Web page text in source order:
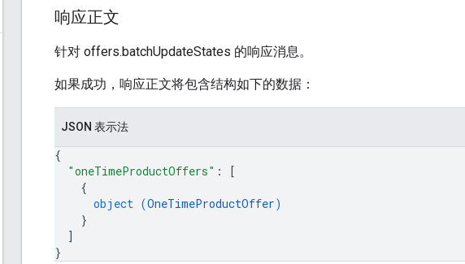
响应正文
针对 offers.batchUpdateStates 的响应消息。
如果成功，响应正文将包含结构如下的数据：
JSON 表示法
{
"oneTimeProductOffers" :
[
{
object (OneTimeProductOffer)
}
]
}